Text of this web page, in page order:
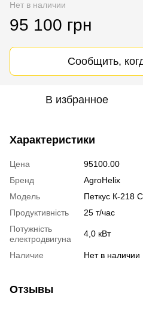
Нет в наличии
95 100 грн
Сообщить,
В избранное
Характеристики
Цена
95100.00
Бренд
AgroHelix
Модель
Петкус К-218
Продуктивність
25 т/час
Потужність
електродвигуна
4,0 кВт
Наличие Нет в наличии
Отзывы